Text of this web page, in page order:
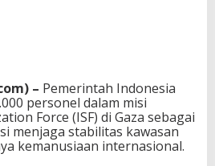
– Pemerintah Indonesia
personel dalam misi
Force (ISF) di Gaza sebagai
menjaga stabilitas kawasan
kemanusiaan internasional.